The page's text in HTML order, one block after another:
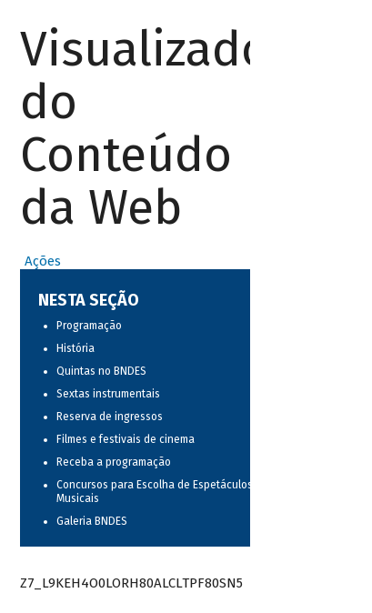
Visualizador
do
Conteúdo
da Web
Ações
NESTA SEÇÃO
Programação
História
Quintas no BNDES
Sextas instrumentais
Reserva de ingressos
Filmes e festivais de cinema
Receba a programação
Concursos para Escolha de Espetáculos
Musicais
Galeria BNDES
Z7_L9KEH4O0LORH80ALCLTPF80SN5